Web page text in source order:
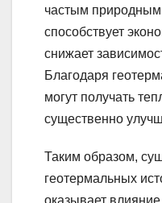
частым
способствует
снижает
Благодаря
могут получать
существенно
Таким образом,
геотермальных